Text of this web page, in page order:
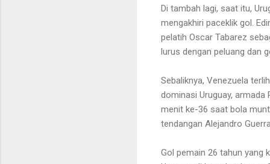
Di tambah lagi, saat itu,
mengakhiri paceklik gol.
pelatih Oscar Tabarez
lurus dengan peluang dan
Sebaliknya, Venezuela
dominasi Uruguay, armada
menit ke-36 saat bola
tendangan Alejandro
Gol pemain 26 tahun yang